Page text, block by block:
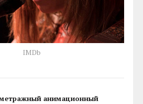
IMDb
анимационный